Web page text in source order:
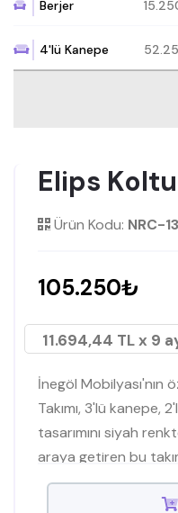
Berjer
4'lü Kanepe
Elips
Ürün Kodu: NRC-
105.250₺
11.694,44 TL x 9
İnegöl Mobilyası'nın
Takımı, 3'lü kanepe,
tasarımını siyah
araya getiren bu
satışa